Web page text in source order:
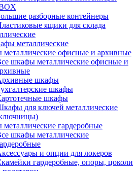
разборные контейнеры
ящики для склада
металлические
офисные и архивные
шкафы металлические офисные и
шкафы
шкафы
шкафы
для ключей металлические
гардеробные
шкафы металлические
и опции для локеров
гардеробные, опоры, цоколи